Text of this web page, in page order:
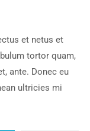
et netus et
tortor quam,
ante. Donec eu
ultricies mi